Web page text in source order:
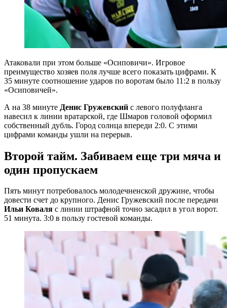
Атаковали при этом больше «Осиповичи». Игровое
преимущество хозяев поля лучше всего показать цифрами. К
35 минуте соотношение ударов по воротам было 11:2 в пользу
«Осиповичей».
А на 38 минуте Денис Гружевский с левого полуфланга
навесил к линии вратарской, где Шмаров головой оформил
собственный дубль. Город солнца впереди 2:0. С этими
цифрами команды ушли на перерыв.
Второй тайм. Забиваем еще три мяча и
один пропускаем
Пять минут потребовалось молодечненской дружине, чтобы
довести счет до крупного. Денис Гружевский после передачи
Ильи Коваля с линии штрафной точно засадил в угол ворот.
51 минута. 3:0 в пользу гостевой команды.